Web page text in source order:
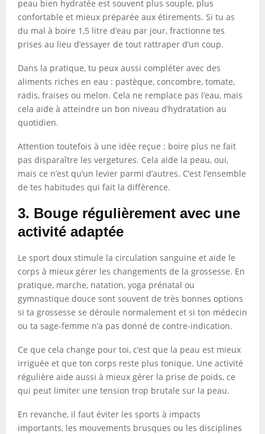
peau bien hydratée est souvent plus souple, plus
confortable et mieux préparée aux étirements. Si tu as
du mal à boire 1,5 litre d’eau par jour, fractionne tes
prises au lieu d’essayer de tout rattraper d’un coup.
Dans la pratique, tu peux aussi compléter avec des
aliments riches en eau : pastèque, concombre, tomate,
radis, fraises ou melon. Cela ne remplace pas l’eau, mais
cela aide à atteindre un bon niveau d’hydratation au
quotidien.
Attention toutefois à une idée reçue : boire plus ne fait
pas disparaître les vergetures. Cela aide la peau, oui,
mais ce n’est qu’un levier parmi d’autres. C’est l’ensemble
de tes habitudes qui fait la différence.
3. Bouge régulièrement avec une
activité adaptée
Le sport doux stimule la circulation sanguine et aide le
corps à mieux gérer les changements de la grossesse. En
pratique, marche, natation, yoga prénatal ou
gymnastique douce sont souvent de très bonnes options
si ta grossesse se déroule normalement et si ton médecin
ou ta sage-femme n’a pas donné de contre-indication.
Ce que cela change pour toi, c’est que la peau est mieux
irriguée et que ton corps reste plus tonique. Une activité
régulière aide aussi à mieux gérer la prise de poids, ce
qui peut limiter une tension trop brutale sur la peau.
En revanche, il faut éviter les sports à impacts
importants, les mouvements brusques ou les disciplines